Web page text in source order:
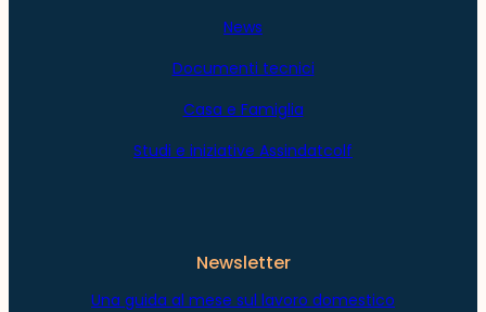
News
Documenti tecnici
Casa e Famiglia
Studi e iniziative Assindatcolf
Newsletter
Una guida al mese sul lavoro domestico